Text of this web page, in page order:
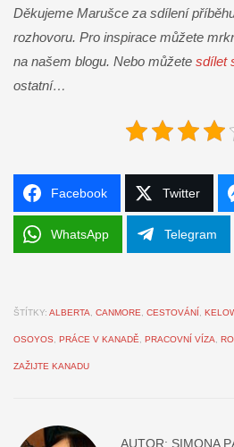
Děkujeme Marušce za sdílení
rozhovoru. Pro inspirace můžete
na našem blogu. Nebo můžete sdílet
ostatní…
Facebook Twitter
WhatsApp Telegram
ŠTÍTKY: ALBERTA CANMORE CESTOVÁNÍ
OSOYOS PRÁCE V KANADĚ PRACOVNÍ VÍZA
ZAŽIJTE KANADU
AUTOR: SIMONA